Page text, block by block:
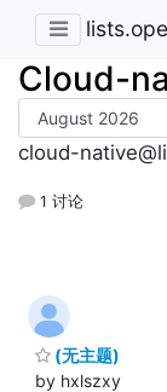
Cloud-
cloud-
1 讨论
(无主题)
by hxlszxy